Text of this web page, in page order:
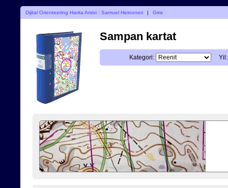
Dijital Orienteering Harita Arsivi : Samuel Heinonen | Giris
Sampan kartat
Kategori: Yil: